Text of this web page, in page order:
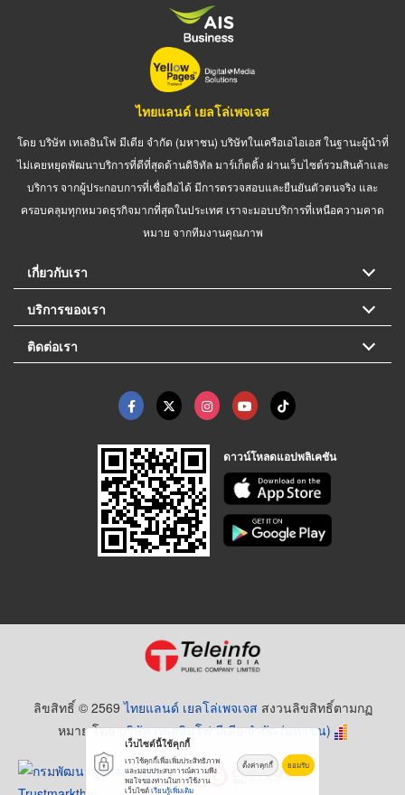
ไทยแลนด์ เยลโล่เพจเจส
โดย บริษัท เทเลอินโฟ มีเดีย จำกัด (มหาชน) บริษัทในเครือเอไอเอส ในฐานะผู้นำที่
ไม่เคยหยุดพัฒนาบริการที่ดีที่สุดด้านดิจิทัล มาร์เก็ตติ้ง ผ่านเว็บไซต์รวมสินค้าและ
บริการ จากผู้ประกอบการที่เชื่อถือได้ มีการตรวจสอบและยืนยันตัวตนจริง และ
ครอบคลุมทุกหมวดธุรกิจมากที่สุดในประเทศ เราจะมอบบริการที่เหนือความคาด
หมาย จากทีมงานคุณภาพ
เกี่ยวกับเรา
บริการของเรา
ติดต่อเรา
ดาวน์โหลดแอปพลิเคชัน
ลิขสิทธิ์ © 2569ไทยแลนด์ เยลโล่เพจเจส สงวนลิขสิทธิ์ตามกฏ
หมาย โดยบริษัท เทเลอินโฟ มีเดีย จำกัด (มหาชน)
เว็บไซต์นี้ใช้คุกกี้
เราใช้คุกกี้เพื่อเพิ่มประสิทธิภาพ
และมอบประสบการณ์ความพึง
พอใจของท่านในการใช้งาน
เว็บไซต์เรียนรู้เพิ่มเติม
ตั้งค่าคุกกี้ ยอมรับ